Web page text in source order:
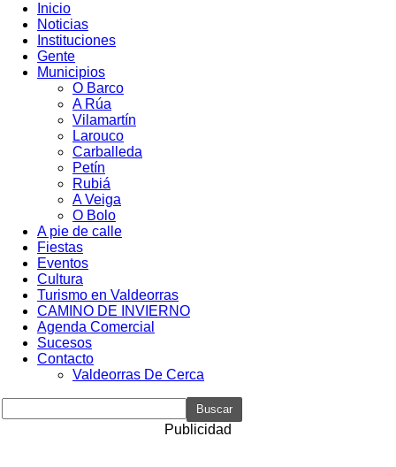
Inicio
Noticias
Instituciones
Gente
Municipios
O Barco
A Rúa
Vilamartín
Larouco
Carballeda
Petín
Rubiá
A Veiga
O Bolo
A pie de calle
Fiestas
Eventos
Cultura
Turismo en Valdeorras
CAMINO DE INVIERNO
Agenda Comercial
Sucesos
Contacto
Valdeorras De Cerca
Publicidad